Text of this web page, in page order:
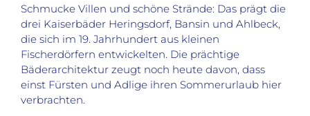
Schmucke Villen und schöne Strände: Das prägt die
drei Kaiserbäder Heringsdorf, Bansin und Ahlbeck,
die sich im 19. Jahrhundert aus kleinen
Fischerdörfern entwickelten. Die prächtige
Bäderarchitektur zeugt noch heute davon, dass
einst Fürsten und Adlige ihren Sommerurlaub hier
verbrachten.